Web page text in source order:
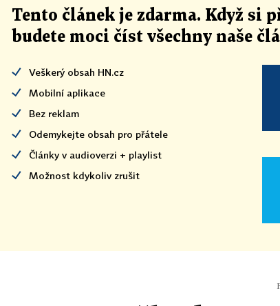
Tento článek je zdarma. Když si
budete moci číst všechny naše
Veškerý obsah HN.cz
Mobilní aplikace
Bez reklam
Odemykejte obsah pro přátele
Články v audioverzi + playlist
Možnost kdykoliv zrušit